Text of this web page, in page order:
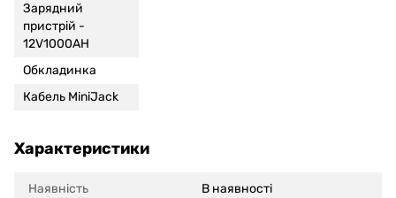
Зарядний
пристрій -
12V1000AH
Обкладинка
Кабель MiniJack
Характеристики
Наявність В наявності